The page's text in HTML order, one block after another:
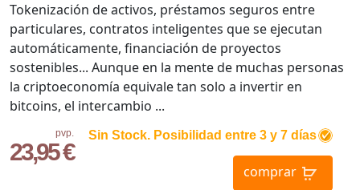
pvp.
23,95 €
Sin Stock. Posibilidad entre 3 y 7 días
comprar
Tokenización de activos, préstamos seguros entre
particulares, contratos inteligentes que se ejecutan
automáticamente, financiación de proyectos
sostenibles... Aunque en la mente de muchas personas
la criptoeconomía equivale tan solo a invertir en
bitcoins, el intercambio ...